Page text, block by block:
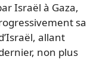
Israël à Gaza,
sa
allant
non plus